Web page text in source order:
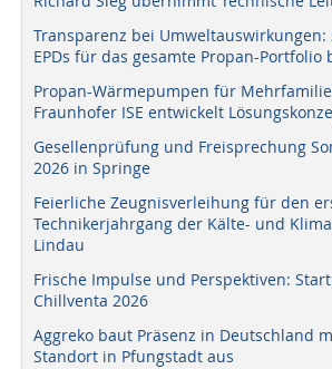
Transparenz bei Umweltauswirkungen:
EPDs für das gesamte Propan-Portfolio
Propan-Wärmepumpen für
Fraunhofer ISE entwickelt
Gesellenprüfung und Freisprechung
2026 in Springe
Feierliche Zeugnisverleihung für den
Technikerjahrgang der Kälte- und
Lindau
Frische Impulse und Perspektiven:
Chillventa 2026
Aggreko baut Präsenz in Deutschland
Standort in Pfungstadt aus